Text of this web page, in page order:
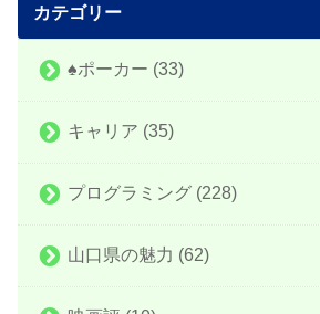
カテゴリー
♠️ポーカー (33)
キャリア (35)
プログラミング (228)
山口県の魅力 (62)